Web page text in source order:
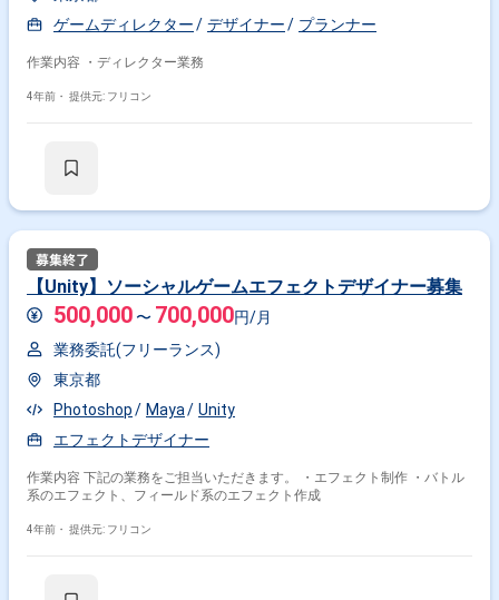
ゲームディレクター
デザイナー プランナー
作業内容 ・ディレクター業務
4年前・ 提供元: フリコン
【Unity】ソーシャルゲームエフェクトデザイナー募集
500,000 〜 700,000円/月
業務委託(フリーランス)
東京都
Photoshop
Maya
Unity
エフェクトデザイナー
作業内容 下記の業務をご担当いただきます。 ・エフェクト制作 ・バトル
系のエフェクト、フィールド系のエフェクト作成
4年前・ 提供元: フリコン